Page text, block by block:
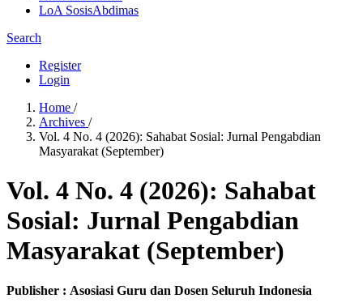
LoA SosisAbdimas
Search
Register
Login
Home /
Archives /
Vol. 4 No. 4 (2026): Sahabat Sosial: Jurnal Pengabdian
Masyarakat (September)
Vol. 4 No. 4 (2026): Sahabat
Sosial: Jurnal Pengabdian
Masyarakat (September)
Publisher : Asosiasi Guru dan Dosen Seluruh Indonesia